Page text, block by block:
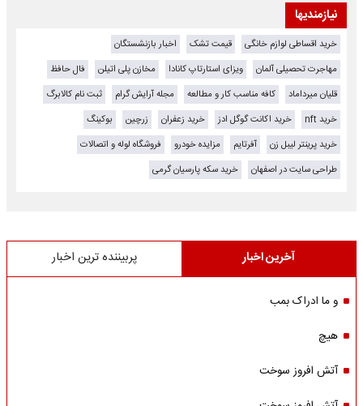
نیازمندیها
خرید اقساطی لوازم خانگی قیمت تشک
اخبار بازنشستگان
مهاجرت تحصیلی آلمان
ویزای استارتاپ کانادا مخازن پلی اتیلن
فال حافظ
قلیان میرداماد
کافه مناسب کار و مطالعه مجله آرایش گرام
ثبت نام کالابرگ
خرید nft
خرید اکانت گوگل ادز خرید زعفران زرچین
بوکینگ
خرید پرینتر لیبل زن
آفرتایم مزایده خودرو
فروشگاه لوله و اتصالات
طراحی سایت در اصفهان
خرید سکه پارسیان گرمی
آخرین اخبار پربیننده ترین اخبار
و ما ادراک بمب
هیچ
آتش افروز سوخت